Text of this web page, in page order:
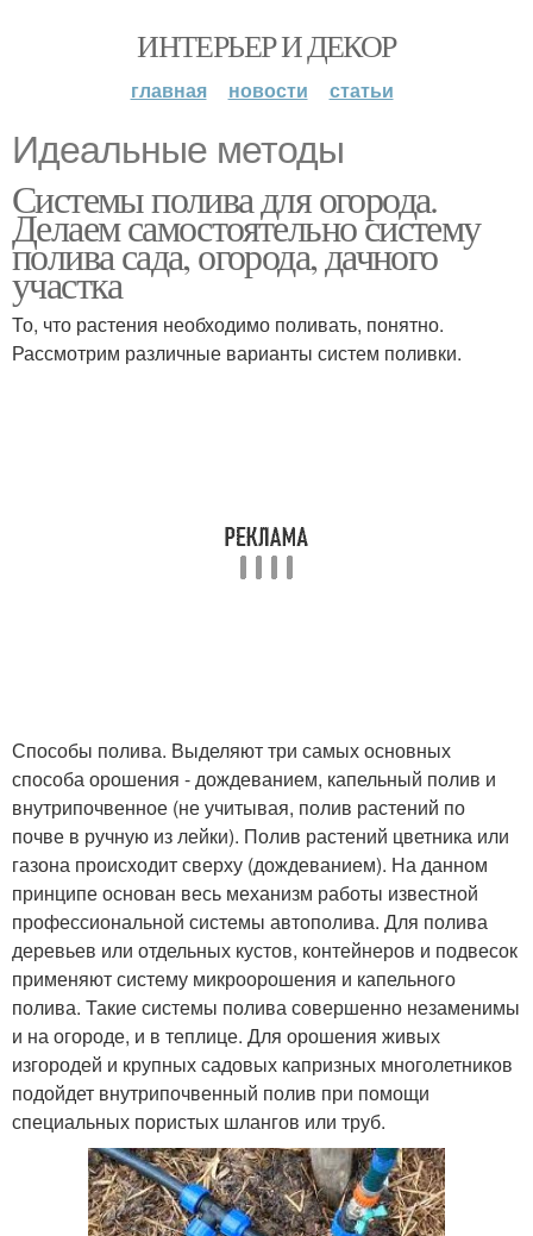
ИНТЕРЬЕР И ДЕКОР
главная новости статьи
Идеальные методы
Системы полива для огорода.
Делаем самостоятельно систему
полива сада, огорода, дачного
участка
То, что растения необходимо поливать, понятно.
Рассмотрим различные варианты систем поливки.
Способы полива. Выделяют три самых основных
способа орошения - дождеванием, капельный полив и
внутрипочвенное (не учитывая, полив растений по
почве в ручную из лейки). Полив растений цветника или
газона происходит сверху (дождеванием). На данном
принципе основан весь механизм работы известной
профессиональной системы автополива. Для полива
деревьев или отдельных кустов, контейнеров и подвесок
применяют систему микроорошения и капельного
полива. Такие системы полива совершенно незаменимы
и на огороде, и в теплице. Для орошения живых
изгородей и крупных садовых капризных многолетников
подойдет внутрипочвенный полив при помощи
специальных пористых шлангов или труб.